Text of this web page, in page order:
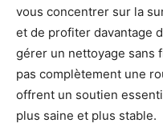
vous concentrer sur la
et de profiter davantage
gérer un nettoyage sans
pas complètement une
offrent un soutien
plus saine et plus stable.